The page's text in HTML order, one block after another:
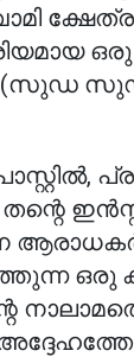
(സുഡ
ഒരു